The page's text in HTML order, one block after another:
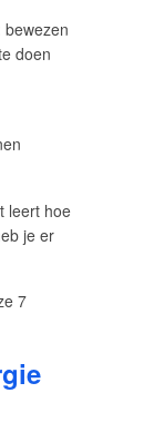
bewezen
doen
leert hoe
je er
7